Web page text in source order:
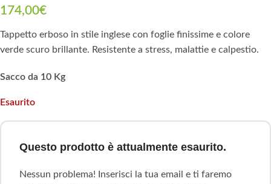
174,00€
Tappetto erboso in stile inglese con foglie finissime e colore
verde scuro brillante. Resistente a stress, malattie e calpestio.
Sacco da 10 Kg
Esaurito
Questo prodotto è attualmente esaurito.
Nessun problema! Inserisci la tua email e ti faremo